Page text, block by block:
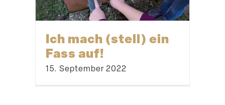
Ich mach (stell) ein
Fass auf!
15. September 2022